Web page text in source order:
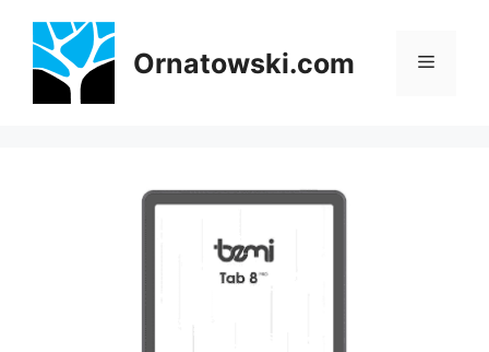
treści
Ornatowski.com Menu